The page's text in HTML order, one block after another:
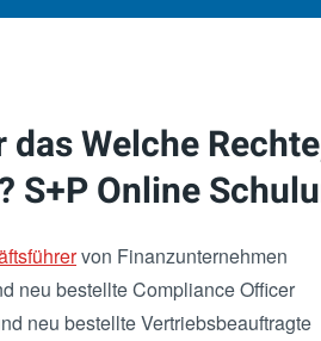
Welche
S+P Online
von Finanzunternehmen
neu bestellte Compliance Officer
neu bestellte Vertriebsbeauftragte